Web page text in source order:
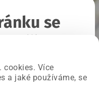
cookies. Více
a jaké používáme, se
se
a už ji opravujeme.
stránku.